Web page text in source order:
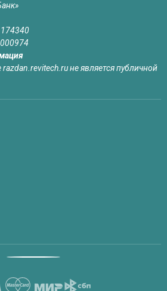
не является публичной